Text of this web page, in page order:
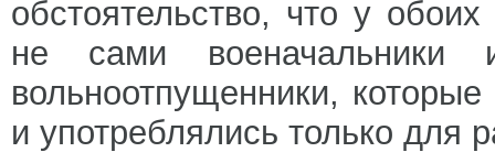
обстоятельство, что у
не сами
вольноотпущенники,
и употреблялись только для